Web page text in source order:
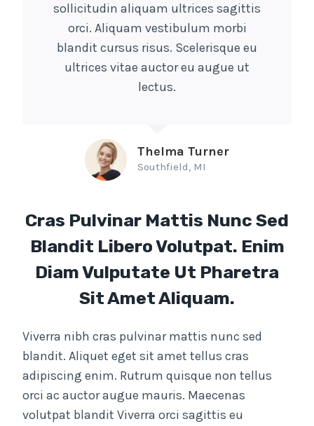
sollicitudin aliquam ultrices sagittis
orci. Aliquam vestibulum morbi
blandit cursus risus. Scelerisque eu
ultrices vitae auctor eu augue ut
lectus.
Thelma Turner
Southfield, MI
Cras Pulvinar Mattis Nunc Sed
Blandit Libero Volutpat. Enim
Diam Vulputate Ut Pharetra
Sit Amet Aliquam.
Viverra nibh cras pulvinar mattis nunc sed
blandit. Aliquet eget sit amet tellus cras
adipiscing enim. Rutrum quisque non tellus
orci ac auctor augue mauris. Maecenas
volutpat blandit Viverra orci sagittis eu